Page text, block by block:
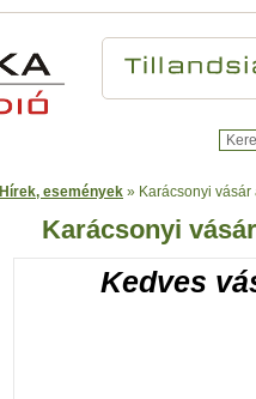
Hírek, események » Karácsonyi
Karácsonyi
Kedves